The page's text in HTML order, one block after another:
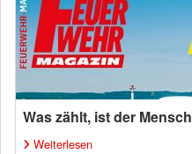
Was zählt, ist der Mensch
Weiterlesen